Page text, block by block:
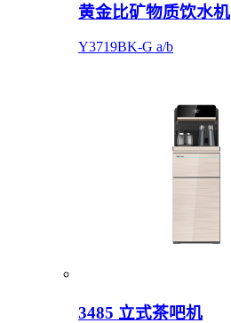
黄金比矿物质饮水机
Y3719BK-G a/b
3485 立式茶吧机